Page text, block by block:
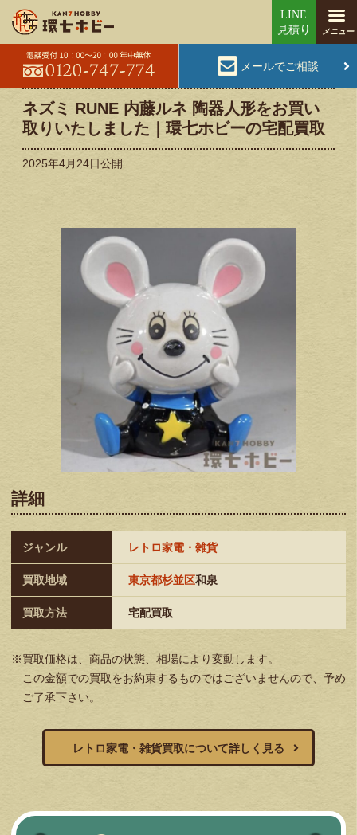
メールでご相談
ネズミ RUNE 内藤ルネ 陶器人形をお買い
取りいたしました｜環七ホビーの宅配買取
2025年4月24日公開
詳細
ジャンル レトロ家電・雑貨
買取地域 東京都杉並区和泉
買取方法 宅配買取
※買取価格は、商品の状態、相場により変動します。
この金額での買取をお約束するものではございませんので、予め
ご了承下さい。
レトロ家電・雑貨買取について詳しく見る